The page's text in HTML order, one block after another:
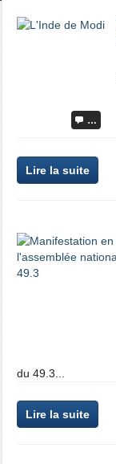
…
Lire la suite
du 49.3...
Lire la suite